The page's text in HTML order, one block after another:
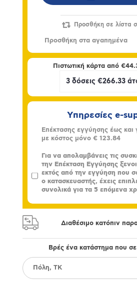
Πιστωτική κάρτα από
Υπηρεσίες e-
Επέκτασης εγγύησης έως και
με κόστος μόνο € 123.84
Για να απολαμβάνεις τις
την Επέκταση Εγγύησης
εκτός από την εγγύηση που
ο κατασκευαστής, έχεις
συνολικά για τα 5 επόμενα
Διαθέσιμο κατόπιν
Βρές ένα κατάστημα που σε